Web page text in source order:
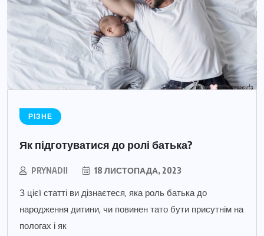
РІЗНЕ
Як підготуватися до ролі батька?
PRYNADII 18 ЛИСТОПАДА, 2023
З цієї статті ви дізнаєтеся, яка роль батька до
народження дитини, чи повинен тато бути присутнім на
пологах і як